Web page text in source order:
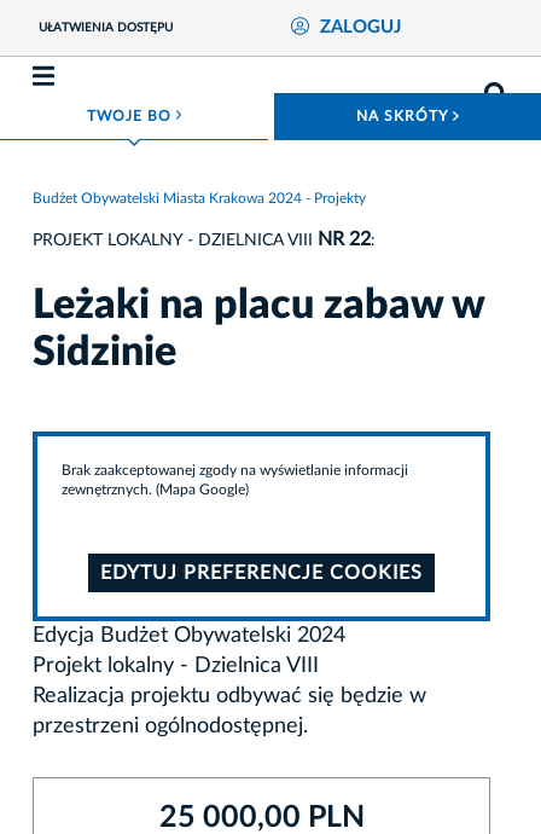
UŁATWIENIA DOSTĘPU ZALOGUJ
TWOJE BO ROZWIŃ MENU NA SKRÓTY
Budżet Obywatelski Miasta Krakowa 2024 - Projekty
PROJEKT LOKALNY - DZIELNICA VIII NR 22:
Leżaki na placu zabaw w
Sidzinie
Brak zaakceptowanej zgody na wyświetlanie informacji
zewnętrznych. (Mapa Google)
EDYTUJ PREFERENCJE COOKIES
Edycja Budżet Obywatelski 2024
Projekt lokalny - Dzielnica VIII
Realizacja projektu odbywać się będzie w
przestrzeni ogólnodostępnej.
25 000,00 PLN